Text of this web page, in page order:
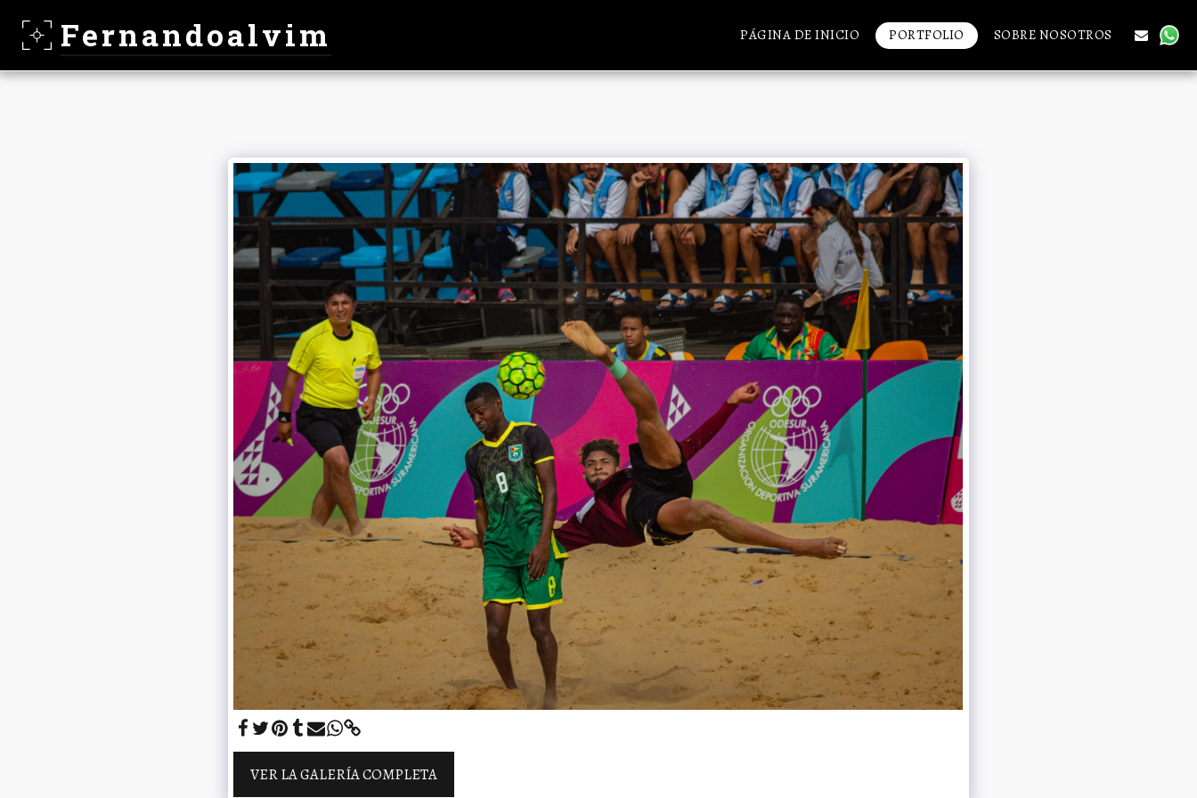
Fernandoalvim PÁGINA DE INICIO PORTFOLIO SOBRE NOSOTROS
VER LA GALERÍA COMPLETA